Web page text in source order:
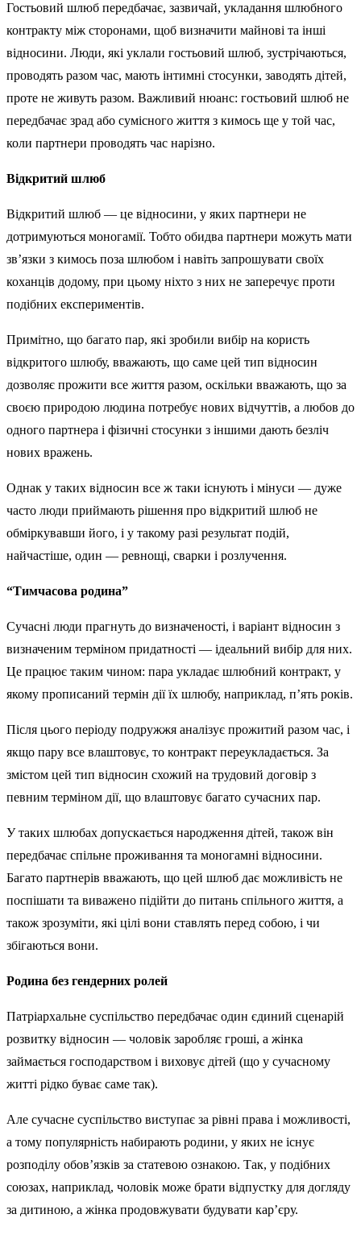
Гостьовий шлюб передбачає, зазвичай, укладання шлюбного
контракту між сторонами, щоб визначити майнові та інші
відносини. Люди, які уклали гостьовий шлюб, зустрічаються,
проводять разом час, мають інтимні стосунки, заводять дітей,
проте не живуть разом. Важливий нюанс: гостьовий шлюб не
передбачає зрад або сумісного життя з кимось ще у той час,
коли партнери проводять час нарізно.
Відкритий шлюб
Відкритий шлюб — це відносини, у яких партнери не
дотримуються моногамії. Тобто обидва партнери можуть мати
зв’язки з кимось поза шлюбом і навіть запрошувати своїх
коханців додому, при цьому ніхто з них не заперечує проти
подібних експериментів.
Примітно, що багато пар, які зробили вибір на користь
відкритого шлюбу, вважають, що саме цей тип відносин
дозволяє прожити все життя разом, оскільки вважають, що за
своєю природою людина потребує нових відчуттів, а любов до
одного партнера і фізичні стосунки з іншими дають безліч
нових вражень.
Однак у таких відносин все ж таки існують і мінуси — дуже
часто люди приймають рішення про відкритий шлюб не
обміркувавши його, і у такому разі результат подій,
найчастіше, один — ревнощі, сварки і розлучення.
“Тимчасова родина”
Сучасні люди прагнуть до визначеності, і варіант відносин з
визначеним терміном придатності — ідеальний вибір для них.
Це працює таким чином: пара укладає шлюбний контракт, у
якому прописаний термін дії їх шлюбу, наприклад, п’ять років.
Після цього періоду подружжя аналізує прожитий разом час, і
якщо пару все влаштовує, то контракт переукладається. За
змістом цей тип відносин схожий на трудовий договір з
певним терміном дії, що влаштовує багато сучасних пар.
У таких шлюбах допускається народження дітей, також він
передбачає спільне проживання та моногамні відносини.
Багато партнерів вважають, що цей шлюб дає можливість не
поспішати та виважено підійти до питань спільного життя, а
також зрозуміти, які цілі вони ставлять перед собою, і чи
збігаються вони.
Родина без гендерних ролей
Патріархальне суспільство передбачає один єдиний сценарій
розвитку відносин — чоловік заробляє гроші, а жінка
займається господарством і виховує дітей (що у сучасному
житті рідко буває саме так).
Але сучасне суспільство виступає за рівні права і можливості,
а тому популярність набирають родини, у яких не існує
розподілу обов’язків за статевою ознакою. Так, у подібних
союзах, наприклад, чоловік може брати відпустку для догляду
за дитиною, а жінка продовжувати будувати кар’єру.